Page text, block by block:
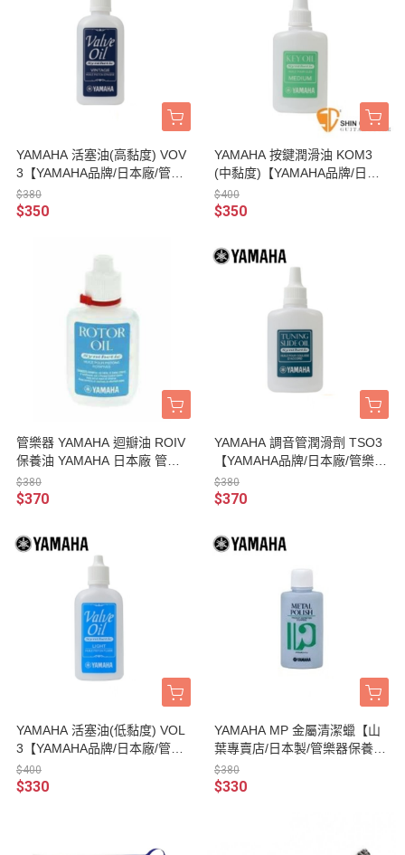
YAMAHA 活塞油(高黏度) VOV
3【YAMAHA品牌/日本廠/管樂
器保養品】
$380
$350
YAMAHA 按鍵潤滑油 KOM3
(中黏度)【YAMAHA品牌/日本
廠/管樂器保養品】
$400
$350
管樂器 YAMAHA 迴瓣油 ROIV
保養油 YAMAHA 日本廠 管樂
保養
$380
$370
YAMAHA 調音管潤滑劑 TSO3
【YAMAHA品牌/日本廠/管樂器
保養品】
$380
$370
YAMAHA 活塞油(低黏度) VOL
3【YAMAHA品牌/日本廠/管樂
器保養品】
$400
$330
YAMAHA MP 金屬清潔蠟【山
葉專賣店/日本製/管樂器保養
品】
$380
$330